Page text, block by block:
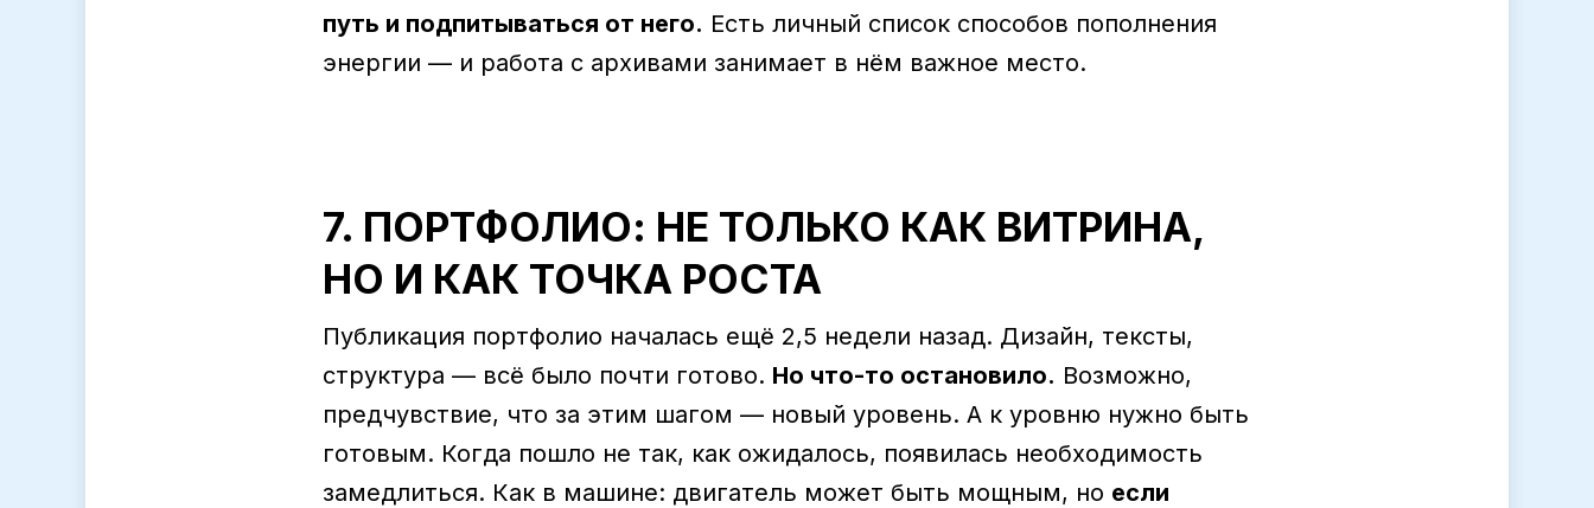
путь и подпитываться от него. Есть личный список способов пополнения
энергии — и работа с архивами занимает в нём важное место.
7. ПОРТФОЛИО: НЕ ТОЛЬКО КАК ВИТРИНА,
НО И КАК ТОЧКА РОСТА
Публикация портфолио началась ещё 2,5 недели назад. Дизайн, тексты,
структура — всё было почти готово. Но что-то остановило. Возможно,
предчувствие, что за этим шагом — новый уровень. А к уровню нужно быть
готовым. Когда пошло не так, как ожидалось, появилась необходимость
замедлиться. Как в машине: двигатель может быть мощным, но если